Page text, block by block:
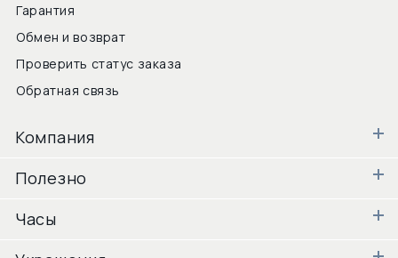
Гарантия
Обмен и возврат
Проверить статус заказа
Обратная связь
Компания
Полезно
Часы